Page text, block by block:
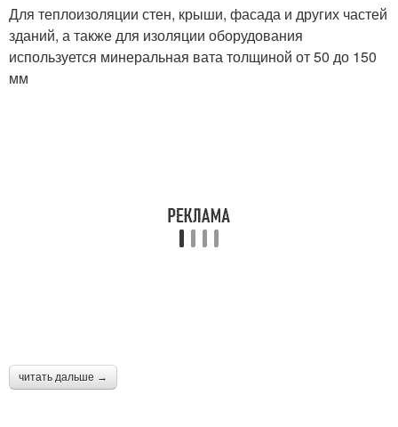
Для теплоизоляции стен, крыши, фасада и других частей
зданий, а также для изоляции оборудования
используется минеральная вата толщиной от 50 до 150
мм
читать дальше →